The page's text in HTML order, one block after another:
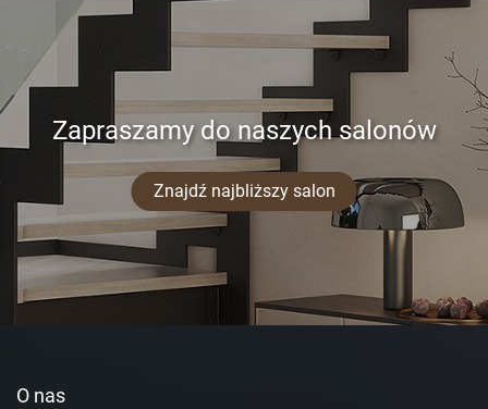
Zapraszamy do naszych salonów
Znajdź najbliższy salon
O nas